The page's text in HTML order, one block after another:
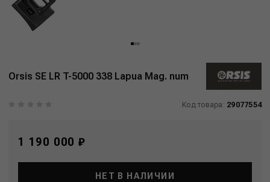
Orsis SE LR T-5000 338 Lapua Mag. num
Код товара: 29077554
1 190 000 ₽
НЕТ В НАЛИЧИИ